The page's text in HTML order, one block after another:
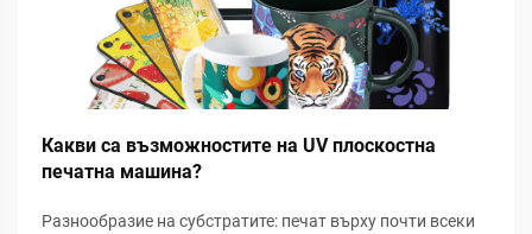
Какви са възможностите на UV плоскостна
печатна машина?
Разнообразие на субстратите: печат върху почти всеки